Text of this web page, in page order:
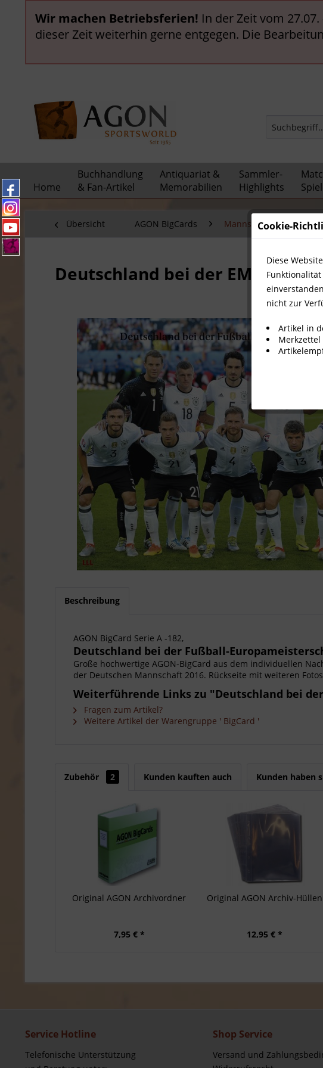
Wir machen Betriebsferien! In der Zeit vom
dieser Zeit weiterhin gerne entgegen. Die
Home
Buchhandlung
& Fan-Artikel
Antiquariat &
Memorabilien
Sammler-
Highlights
Übersicht AGON BigCards Mannschaften und
Deutschland bei der EM 2016
Beschreibung
AGON BigCard Serie A -182,
Deutschland bei der Fußball-
Große hochwertige AGON-BigCard aus dem individuellen
der Deutschen Mannschaft 2016. Rückseite mit weiteren
Weiterführende Links zu "Deutschland bei der
Fragen zum Artikel?
Weitere Artikel der Warengruppe ' BigCard '
Zubehör 2 Kunden kauften auch Kunden haben
Original AGON Archivordner
7,95 € *
Original AGON Archiv-Hüllen
12,95 € *
Service Hotline
Telefonische Unterstützung
Shop Service
Versand und
Cookie-
Diese
nicht zur
Artikel in
Merkzettel